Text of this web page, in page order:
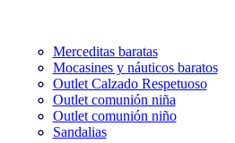
Merceditas baratas
Mocasines y náuticos baratos
Outlet Calzado Respetuoso
Outlet comunión niña
Outlet comunión niño
Sandalias